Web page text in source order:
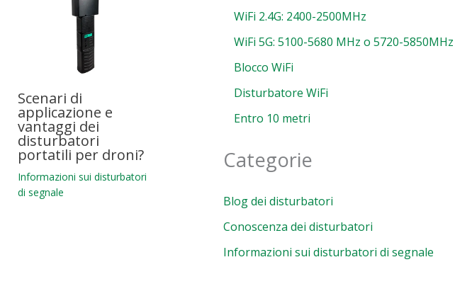
Scenari di
applicazione e
vantaggi dei
disturbatori
portatili per droni?
Informazioni sui disturbatori
di segnale
WiFi 2.4G: 2400-2500MHz
WiFi 5G: 5100-5680 MHz o 5720-5850MHz
Blocco WiFi
Disturbatore WiFi
Entro 10 metri
Categorie
Blog dei disturbatori
Conoscenza dei disturbatori
Informazioni sui disturbatori di segnale